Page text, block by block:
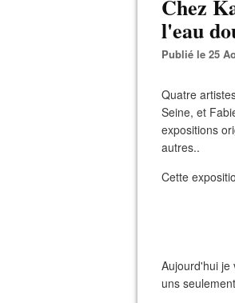
Chez
l'eau
Publié le 25
Quatre
Seine, et
expositions
autres..
Cette
Aujourd'hui je
uns